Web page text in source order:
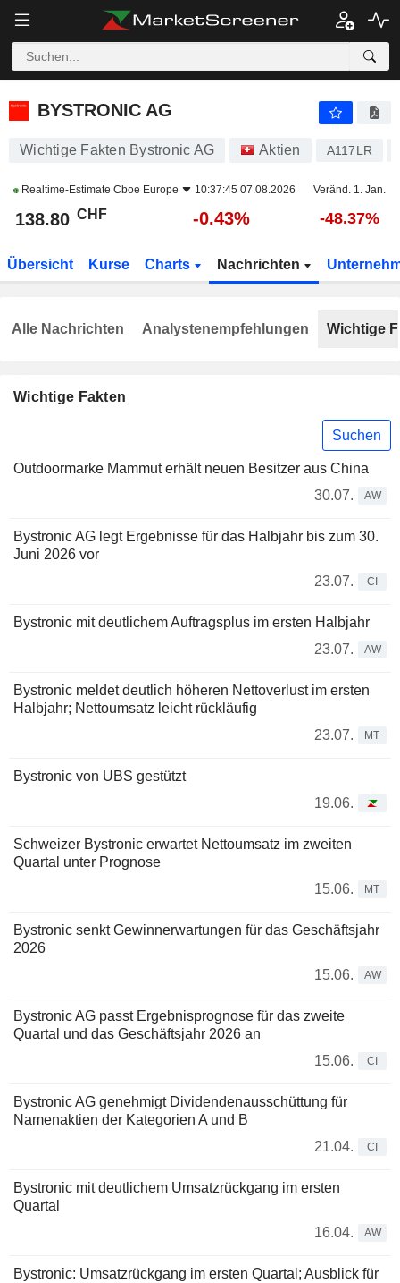
BYSTRONIC AG
BYSTRONIC AG
Wichtige Fakten Bystronic AG Aktien A117LR
Realtime-Estimate Cboe Europe 10:37:45 07.08.2026 Veränd. 1. Jan.
138.80 CHF -0.43% -48.37%
Übersicht Kurse Charts Nachrichten
Wichtige Fakten
Suchen
Outdoormarke Mammut erhält neuen Besitzer aus China
30.07.
AW
Bystronic AG legt Ergebnisse für das Halbjahr bis zum 30.
Juni 2026 vor
23.07.
CI
Bystronic mit deutlichem Auftragsplus im ersten Halbjahr
23.07.
AW
Bystronic meldet deutlich höheren Nettoverlust im ersten
Halbjahr; Nettoumsatz leicht rückläufig
23.07.
MT
Bystronic von UBS gestützt
19.06.
Schweizer Bystronic erwartet Nettoumsatz im zweiten
Quartal unter Prognose
15.06.
MT
Bystronic senkt Gewinnerwartungen für das Geschäftsjahr
2026
15.06.
AW
Bystronic AG passt Ergebnisprognose für das zweite
Quartal und das Geschäftsjahr 2026 an
15.06.
CI
Bystronic AG genehmigt Dividendenausschüttung für
Namenaktien der Kategorien A und B
21.04.
CI
Bystronic mit deutlichem Umsatzrückgang im ersten
Quartal
16.04.
AW
Bystronic: Umsatzrückgang im ersten Quartal; Ausblick für
Alle Nachrichten Analystenempfehlungen Wichtige